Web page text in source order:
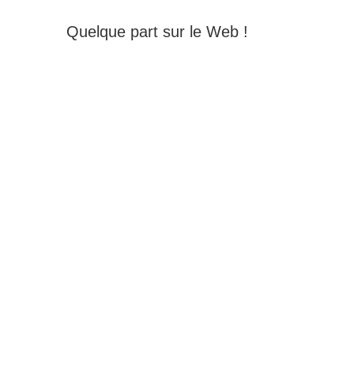
Quelque part sur le Web !